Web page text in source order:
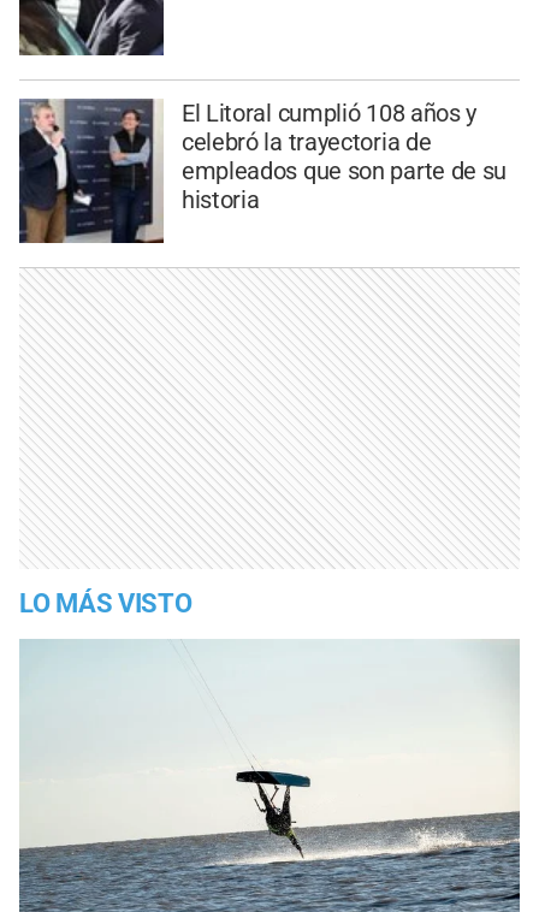
El Litoral cumplió 108 años y
celebró la trayectoria de
empleados que son parte de su
historia
LO MÁS VISTO